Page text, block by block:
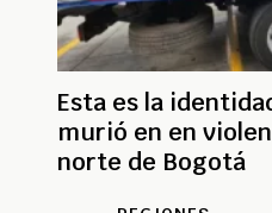
Esta es la
murió en en
norte de Bogotá